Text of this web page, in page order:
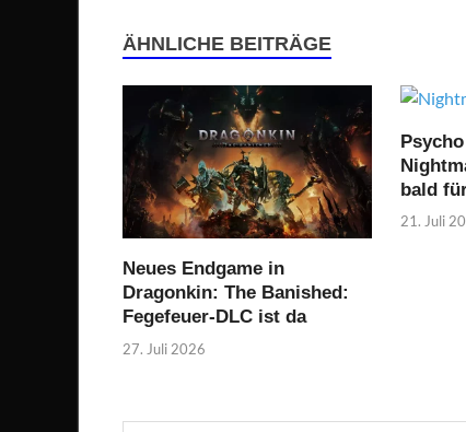
ÄHNLICHE BEITRÄGE
Neues Endgame in
Dragonkin: The Banished:
Fegefeuer-DLC ist da
27. Juli 2026
bald
21. Juli